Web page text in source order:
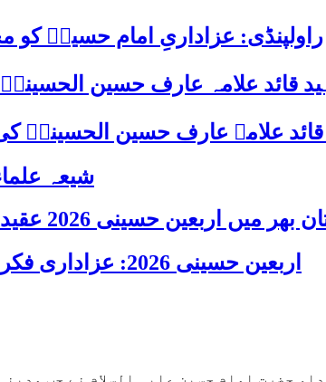
راولپنڈی: عزاداریِ امام حسینؑ
قائد علامہ عارف حسین الحسینیؒ
عارف حسین الحسینیؒ کی 38ویں برسی پر قائد ملت جعفریہ پاکستان علامہ ساجد علی نقوی کا اہم
شیعہ
حسینی 2026 عقیدت، اتحاد اور جوش و جذبے کے ساتھ منایا گیا، لاکھوں عزادار جلوسوں میں شریک
اربعین حسینی 2026: عزاداری فکر حسینی کی ترویج کا ذریعہ ہے، قائد ملت جعفریہ آیت اللہ سید ساجد علی نقوی
حضرت امام حسین علیہ السلام نے جب